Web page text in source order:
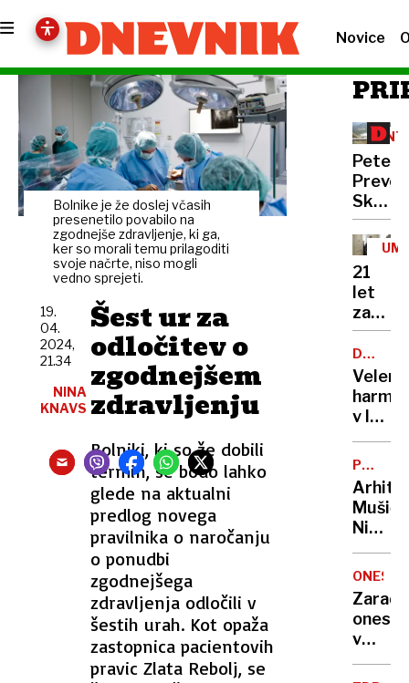
Novice
Bolnike je že doslej včasih
presenetilo povabilo na
zgodnejše zdravljenje, ki ga,
ker so morali temu prilagoditi
svoje načrte, niso mogli
vedno sprejeti.
Šest ur za
odločitev o
zgodnejšem
zdravljenju
Bolniki, ki so že dobili
termin, se bodo lahko
glede na aktualni
predlog novega
pravilnika o naročanju
o ponudbi
zgodnejšega
zdravljenja odločili v
šestih urah. Kot opaža
zastopnica pacientovih
pravic Zlata Rebolj, se
19.
04.
2024,
21.34
NINA
KNAVS
Peter
Prevc:
policaji
niso
dela
21
let
Bančni
s
pasom
zadavil
v lov
na
nov
rekord
CENTER
Mušič:
Nikoli
nisem
da je
to v
moji
sploh
Zaradi
v
delu